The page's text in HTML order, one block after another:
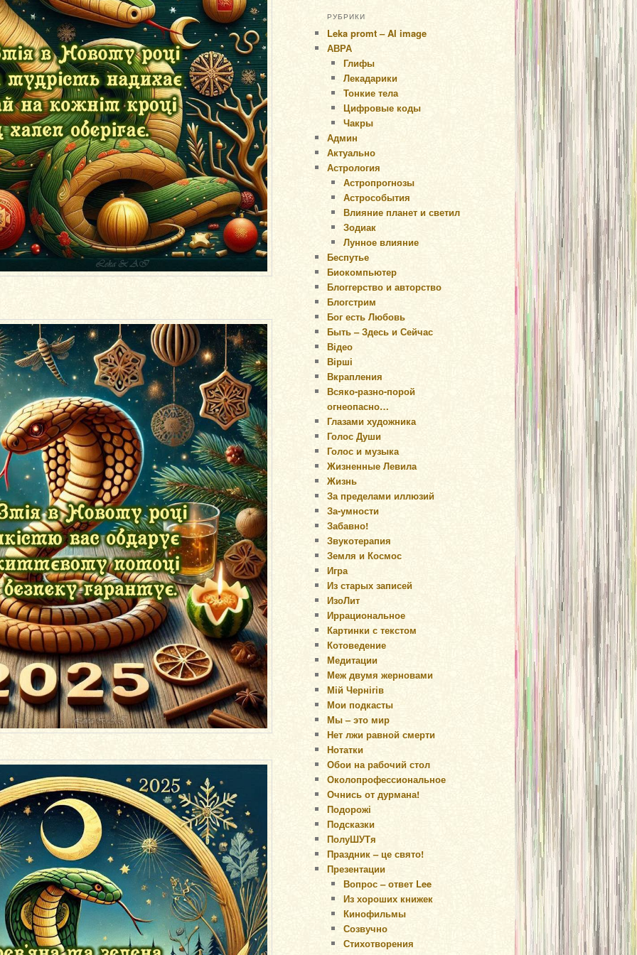
РУБРИКИ
Leka promt – AI image
АВРА
Глифы
Лекадарики
Тонкие тела
Цифровые коды
Чакры
Админ
Актуально
Астрология
Астропрогнозы
Астрособытия
Влияние планет и светил
Зодиак
Лунное влияние
Беспутье
Биокомпьютер
Блоггерство и авторство
Блогстрим
Бог есть Любовь
Быть – Здесь и Сейчас
Відео
Вірші
Вкрапления
Всяко-разно-порой
огнеопасно…
Глазами художника
Голос Души
Голос и музыка
Жизненные Левила
Жизнь
За пределами иллюзий
За-умности
Забавно!
Звукотерапия
Земля и Космос
Игра
Из старых записей
ИзоЛит
Иррациональное
Картинки с текстом
Котоведение
Медитации
Меж двумя жерновами
Мій Чернігів
Мои подкасты
Мы – это мир
Нет лжи равной смерти
Нотатки
Обои на рабочий стол
Околопрофессиональное
Очнись от дурмана!
Подорожі
Подсказки
ПолуШУТя
Праздник – це свято!
Презентации
Вопрос – ответ Lee
Из хороших книжек
Кинофильмы
Созвучно
Стихотворения